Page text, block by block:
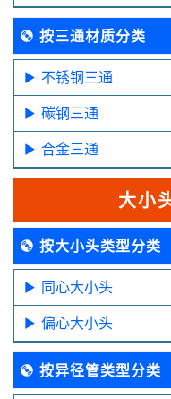
按三通材质分类
不锈钢三通
碳钢三通
合金三通
大小
按大小头类型分类
同心大小头
偏心大小头
按异径管类型分类